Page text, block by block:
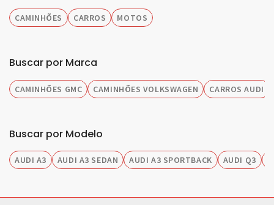
CAMINHÕES CARROS MOTOS
Buscar por Marca
CAMINHÕES GMC CAMINHÕES VOLKSWAGEN CARROS AUDI
Buscar por Modelo
AUDI A3 AUDI A3 SEDAN AUDI A3 SPORTBACK AUDI Q3